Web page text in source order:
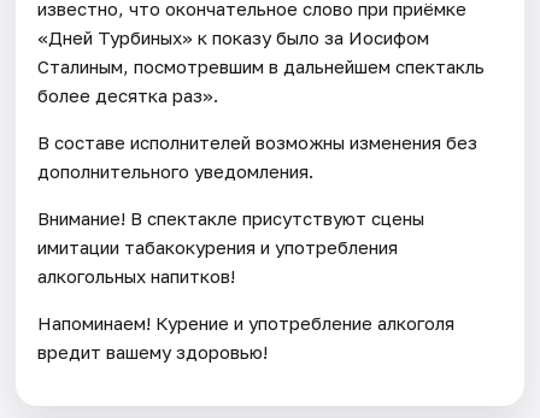
известно, что окончательное слово при приёмке
«Дней Турбиных» к показу было за Иосифом
Сталиным, посмотревшим в дальнейшем спектакль
более десятка раз».
В составе исполнителей возможны изменения без
дополнительного уведомления.
Внимание! В спектакле присутствуют сцены
имитации табакокурения и употребления
алкогольных напитков!
Напоминаем! Курение и употребление алкоголя
вредит вашему здоровью!